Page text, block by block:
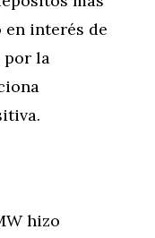
en interés de
por la
hizo